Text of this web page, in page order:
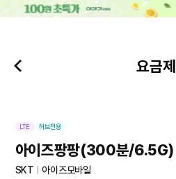
본문 바로가기
요금제
LTE 허브전용
아이즈팡팡(300분/6.5G)
SKT 아이즈모바일